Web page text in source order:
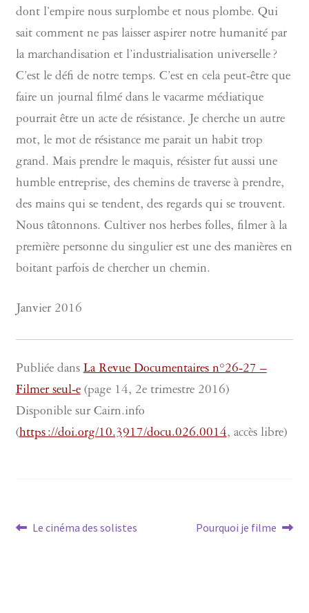
dont l’empire nous surplombe et nous plombe. Qui
sait comment ne pas laisser aspirer notre humanité par
la marchandisation et l’industrialisation universelle ?
C’est le défi de notre temps. C’est en cela peut-être que
faire un journal filmé dans le vacarme médiatique
pourrait être un acte de résistance. Je cherche un autre
mot, le mot de résistance me parait un habit trop
grand. Mais prendre le maquis, résister fut aussi une
humble entreprise, des chemins de traverse à prendre,
des mains qui se tendent, des regards qui se trouvent.
Nous tâtonnons. Cultiver nos herbes folles, filmer à la
première personne du singulier est une des manières en
boitant parfois de chercher un chemin.
Janvier 2016
Publiée dansLa Revue Documentaires n°26-27 –
Filmer seul-e(page 14, 2e trimestre 2016)
Disponible sur Cairn.info
(https ://doi.org/10.3917/docu.026.0014, accès libre)
Navigation
Article
Le cinéma des solistes
Article
Pourquoi je filme